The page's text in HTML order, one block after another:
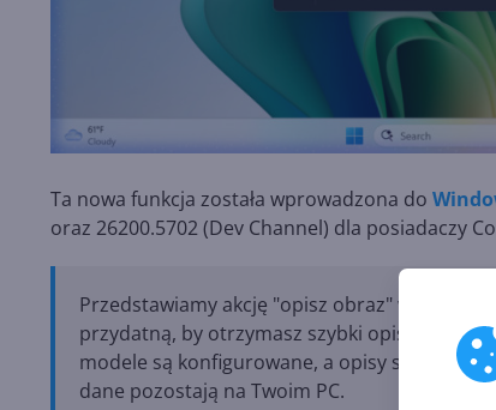
Ta nowa funkcja została wprowadzona do
oraz 26200.5702 (Dev Channel) dla posiadaczy
Przedstawiamy akcję "opisz obraz" w Click to
przydatną, by otrzymasz szybki opis
modele są konfigurowane, a opisy są
dane pozostają na Twoim PC.